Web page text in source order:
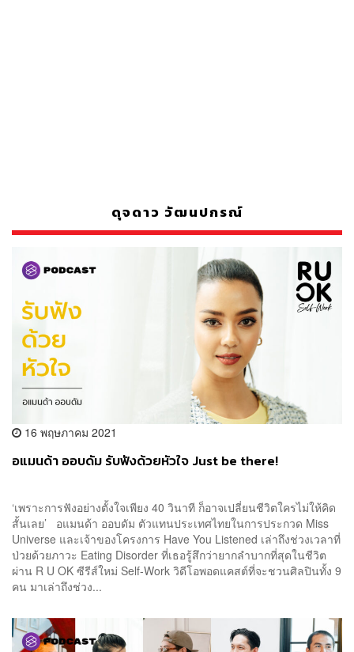
ดุจดาว วัฒนปกรณ์
16 พฤษภาคม 2021
อแมนด้า ออบดัม รับฟังด้วยหัวใจ Just be there!
‘เพราะการฟังอย่างตั้งใจเพียง 40 วินาที ก็อาจเปลี่ยนชีวิตใครไม่ให้คิด
สั้นเลย’ อแมนด้า ออบดัม ตัวแทนประเทศไทยในการประกวด Miss
Universe และเจ้าของโครงการ Have You Listened เล่าถึงช่วงเวลาที่
ป่วยด้วยภาวะ Eating Disorder ที่เธอรู้สึกว่ายากลำบากที่สุดในชีวิต
ผ่าน R U OK ซีรีส์ใหม่ Self-Work วิดีโอพอดแคสต์ที่จะชวนศิลปินทั้ง 9
คน มาเล่าถึงช่วง...